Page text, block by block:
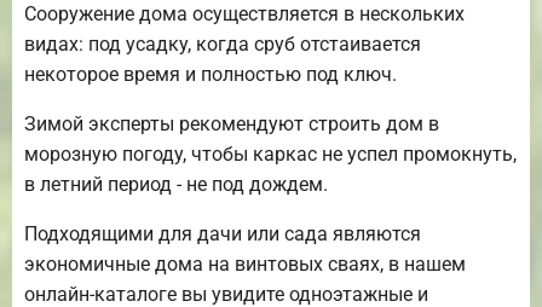
Сооружение дома осуществляется в нескольких
видах: под усадку, когда сруб отстаивается
некоторое время и полностью под ключ.
Зимой эксперты рекомендуют строить дом в
морозную погоду, чтобы каркас не успел промокнуть,
в летний период - не под дождем.
Подходящими для дачи или сада являются
экономичные дома на винтовых сваях, в нашем
онлайн-каталоге вы увидите одноэтажные и